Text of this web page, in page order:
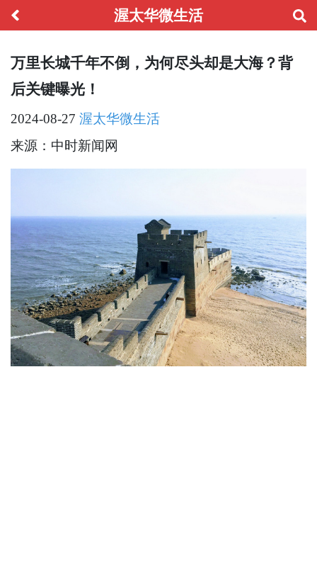
渥太华微生活
万里长城千年不倒，为何尽头却是大海？背
后关键曝光！
2024-08-27 渥太华微生活
来源：中时新闻网